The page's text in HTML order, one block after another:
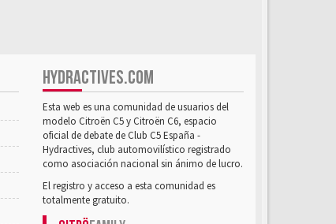
HYDRACTIVES.COM
Esta web es una comunidad de usuarios del
modelo Citroën C5 y Citroën C6, espacio
oficial de debate de Club C5 España -
Hydractives, club automovilístico registrado
como asociación nacional sin ánimo de lucro.
El registro y acceso a esta comunidad es
totalmente gratuito.